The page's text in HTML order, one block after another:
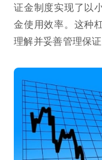
证金制度实现了以
金使用效率。这种
理解并妥善管理保